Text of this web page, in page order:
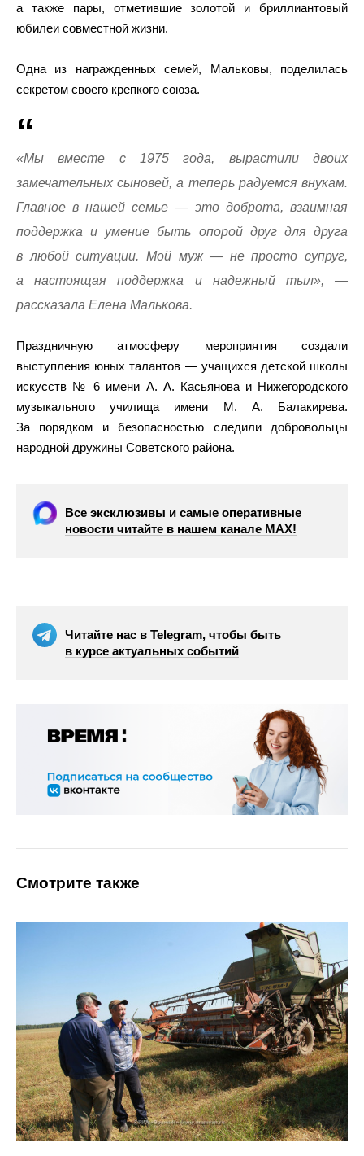
а также пары, отметившие золотой и бриллиантовый
юбилеи совместной жизни.
Одна из награжденных семей, Мальковы, поделилась
секретом своего крепкого союза.
«Мы вместе с 1975 года, вырастили двоих
замечательных сыновей, а теперь радуемся внукам.
Главное в нашей семье — это доброта, взаимная
поддержка и умение быть опорой друг для друга
в любой ситуации. Мой муж — не просто супруг,
а настоящая поддержка и надежный тыл», —
рассказала Елена Малькова.
Праздничную атмосферу мероприятия создали
выступления юных талантов — учащихся детской школы
искусств № 6 имени А. А. Касьянова и Нижегородского
музыкального училища имени М. А. Балакирева.
За порядком и безопасностью следили добровольцы
народной дружины Советского района.
Все эксклюзивы и самые оперативные
новости читайте в нашем канале МАХ!
Читайте нас в Telegram, чтобы быть
в курсе актуальных событий
Смотрите также